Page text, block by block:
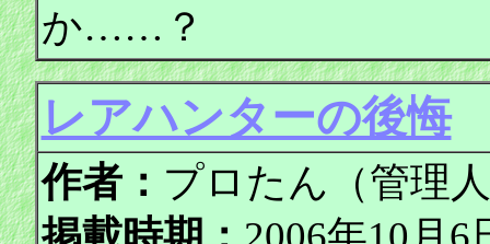
か……？
レアハンターの後悔
作者： プロたん（管理